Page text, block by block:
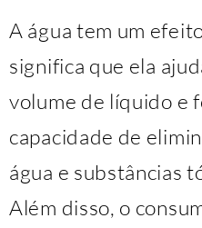
A água tem um
significa que ela
volume de líquido e
capacidade de
água e substâncias
Além disso, o